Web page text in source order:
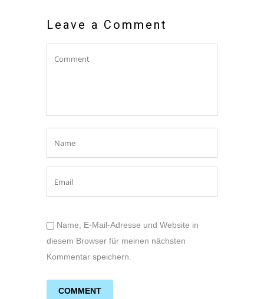
Leave a Comment
Name, E-Mail-Adresse und Website in
diesem Browser für meinen nächsten
Kommentar speichern.